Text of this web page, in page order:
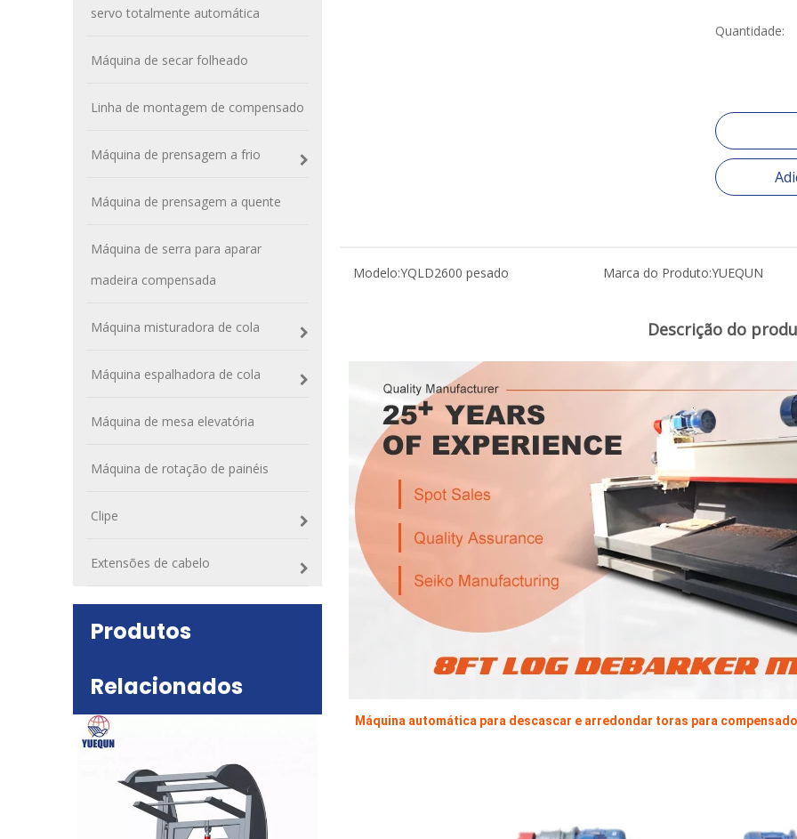
servo totalmente automática
Máquina de secar folheado
Linha de montagem de compensado
Máquina de prensagem a frio
Máquina de prensagem a quente
Máquina de serra para aparar
madeira compensada
Máquina misturadora de cola
Máquina espalhadora de cola
Máquina de mesa elevatória
Máquina de rotação de painéis
Clipe
Extensões de cabelo
Produtos
Relacionados
Quantidade:
Modelo:YQLD2600 pesado Marca do Produto:YUEQUN
Descrição do
Máquina automática para descascar e arredondar toras para compensado